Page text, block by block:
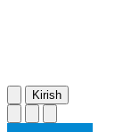
Kirish